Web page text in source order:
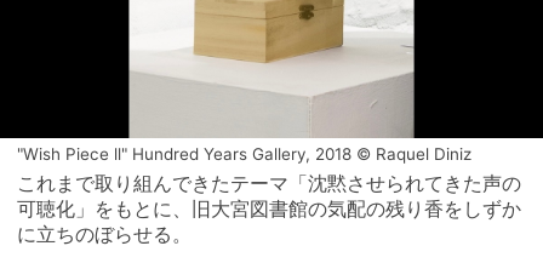
"Wish Piece ll" Hundred Years Gallery, 2018 © Raquel Diniz
これまで取り組んできたテーマ「沈黙させられてきた声の
可聴化」をもとに、旧大宮図書館の気配の残り香をしずか
に立ちのぼらせる。